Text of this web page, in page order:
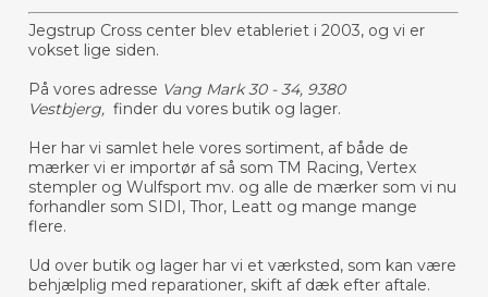
Jegstrup Cross center blev etableriet i 2003, og vi er
vokset lige siden.
På vores adresse Vang Mark 30 - 34, 9380
Vestbjerg,finder du vores butik og lager.
Her har vi samlet hele vores sortiment, af både de
mærker vi er importør af så som TM Racing, Vertex
stempler og Wulfsport mv. og alle de mærker som vi nu
forhandler som SIDI, Thor, Leatt og mange mange
flere.
Ud over butik og lager har vi et værksted, som kan være
behjælplig med reparationer, skift af dæk efter aftale.